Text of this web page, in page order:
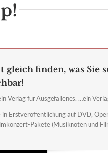
gleich finden, was Sie
Verlag für Ausgefallenes. …ein
Erstveröffentlichung auf DVD,
Pakete (Musiknoten und